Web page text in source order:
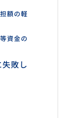
額の軽
資金の
敗し